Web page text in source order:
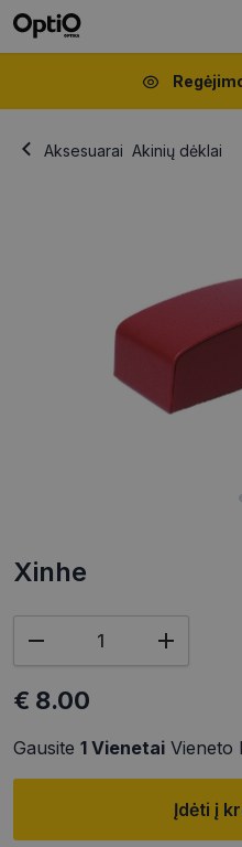
Aksesuarai Akinių dėklai
Xinhe
€ 8.00
Gausite 1 Vienetai Vieneto
Įdėti į